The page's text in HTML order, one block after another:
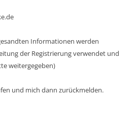
Informationen werden
der Registrierung verwendet und
weitergegeben)
und mich dann zurückmelden.